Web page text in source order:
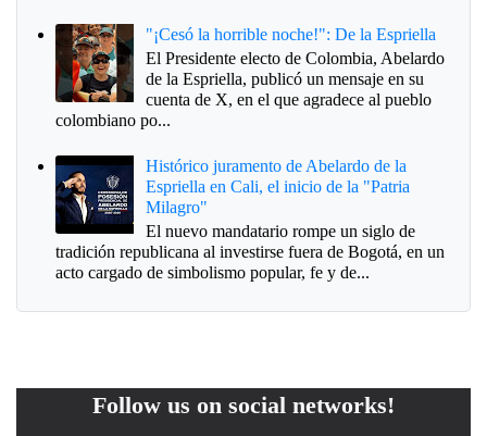
"¡Cesó la horrible noche!": De la Espriella
El Presidente electo de Colombia, Abelardo
de la Espriella, publicó un mensaje en su
cuenta de X, en el que agradece al pueblo
colombiano po...
Histórico juramento de Abelardo de la
Espriella en Cali, el inicio de la "Patria
Milagro"
El nuevo mandatario rompe un siglo de
tradición republicana al investirse fuera de Bogotá, en un
acto cargado de simbolismo popular, fe y de...
Follow us on social networks!